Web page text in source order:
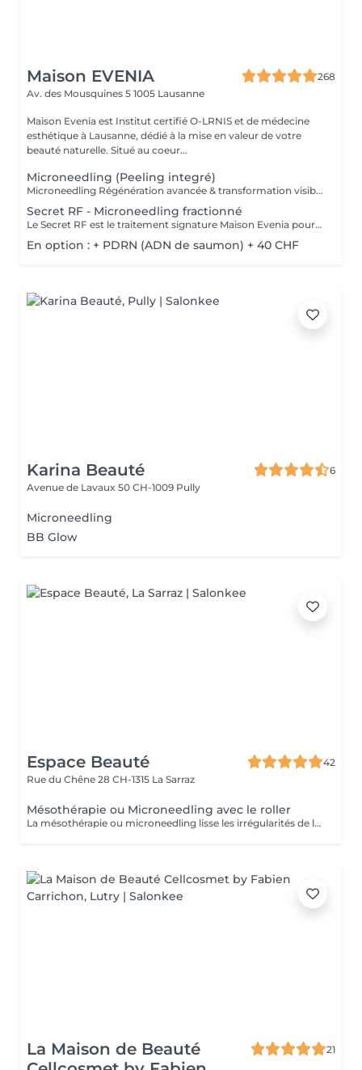
Maison EVENIA
268
Av. des Mousquines 5 1005 Lausanne
Maison Evenia est Institut certifié O-LRNIS et de médecine
esthétique à Lausanne, dédié à la mise en valeur de votre
beauté naturelle. Situé au coeur...
Microneedling (Peeling integré)
Microneedling Régénération avancée & transformation visible Le Microneedling est un traitement de régénération cutanée haute performance qui stimule intensément la production naturelle de collagène et d'élastine grâce à des micro-perforations précises et contrôlées réalisées à l'aide d'un dispositif professionnel. Ces micro-stimulations déclenchent un processus naturel de réparation tissulaire. La peau active alors ses propres mécanismes de renouvellement cellulaire, ce qui permet une restructuration progressive et visible de l'épiderme et du derme. Ce processus active les mécanismes naturels de réparation de la peau, améliore la texture, la fermeté et l'éclat, tout en atténuant : - Lisser les rides et ridules - Atténuer les cicatrices (acné, marques anciennes) - Réduire les pores dilatés - Corriger les irrégularités de texture - Estomper les taches pigmentaires - Raffermir la peau - Redonner éclat et homogénéité au teint La peau est progressivement plus lisse, plus uniforme et visiblement rajeunie. Idéal pour les peaux matures, dévitalisées ou marquées, ce soin offre une transformation visible dès les premières séances. Options disponibles pour intensifier les résultats: 1) Exosomes Régénération cellulaire avancée Les exosomes sont des actifs biotechnologiques de nouvelle génération qui agissent comme de puissants messagers cellulaires. Ils apportent un véritable plus au traitement en permettant de : - Stimuler intensément la régénération des tissus - Réduire l'inflammation - Améliorer la texture, l'éclat et la fermeté de la peau - Accélérer la récupération cutanée - Renforcer la barrière cutanée L'association Microneedling + Exosomes permet des résultats plus rapides, plus profonds et plus durables. 2) PDRN Réparation & revitalisation profonde Le PDRN (Polydeoxyribonucleotide) est un actif régénérant reconnu pour ses puissantes propriétés réparatrices. Il agit en profondeur pour : - Stimuler la réparation cellulaire - Améliorer la densité et l'élasticité cutanée - Apaiser les peaux fragilisées ou inflammées - Redonner éclat et vitalité aux peaux fatiguées Particulièrement recommandé pour les peaux matures, sensibilisées ou après exposition au stress cutané, le PDRN favorise une peau plus forte, plus rebondie et visiblement revitalisée. 3) Carboxythérapie Oxygénation & éclat immédiat La Carboxythérapie est un traitement innovant basé sur la diffusion contrôlée de CO au niveau cutané, stimulant naturellement l'oxygénation des tissus. Elle permet de : - Booster la microcirculation - Améliorer l'oxygénation cellulaire - Raviver immédiatement l'éclat du teint - Réduire les cernes et signes de fatigue - Optimiser la pénétration des actifs appliqués après microneedling Associée au Microneedling, elle potentialise les résultats en apportant un effet glow immédiat et une meilleure régénération cutanée. Microneedling chez Maison Evenia, c'est un protocole sur mesure, modulable selon vos besoins, pour une peau plus ferme, plus lumineuse et profondément renouvelée.
Secret RF - Microneedling fractionné
Le Secret RF est le traitement signature Maison Evenia pour une peau transformée, ferme et lumineuse. Cette technologie de microneedling fractionné par radiofréquence agit au cur du derme pour stimuler intensément la production de collagène et d'élastine. En combinant micro-aiguilles et chaleur contrôlée, elle régénère la peau de l'intérieur et corrige efficacement les rides, cicatrices d'acné, pores dilatés, relâchement et taches pigmentaires. Les résultats sont visibles dès la première séance : peau plus ferme, grain affiné, teint éclatant. En cure, le visage se retend, les contours se redéfinissent et la texture cutanée se transforme durablement. Adapté à tous les types de peau, ce soin hautement performant offre un effet lift naturel sans chirurgie, avec un minimum de temps de récupération. Le Secret RF est l'arme ultime pour celles et ceux qui veulent une peau visiblement plus jeune, lisse et uniforme.
En option : + PDRN (ADN de saumon) + 40 CHF
Karina Beauté
6
Avenue de Lavaux 50 CH-1009 Pully
Microneedling
BB Glow
Espace Beauté
42
Rue du Chêne 28 CH-1315 La Sarraz
Mésothérapie ou Microneedling avec le roller
La mésothérapie ou microneedling lisse les irrégularités de la peau telles que les cicatrices d'acné et les pores dilatés. La peau paraît plus lisse et plus jeune. Le teint et le grain de peau sont unifiés. Les microperforations permettent de faciliter la pénétration et l'absorption des produits tout en augmentant leur efficacité. En plus, les microperforations obtenues sur la peau favorisent la production naturelle de collagène et d'élastine grâce à la réaction de cicatrisation qui entraîne une augmentation de fabrication du collagène.
La Maison de Beauté
21